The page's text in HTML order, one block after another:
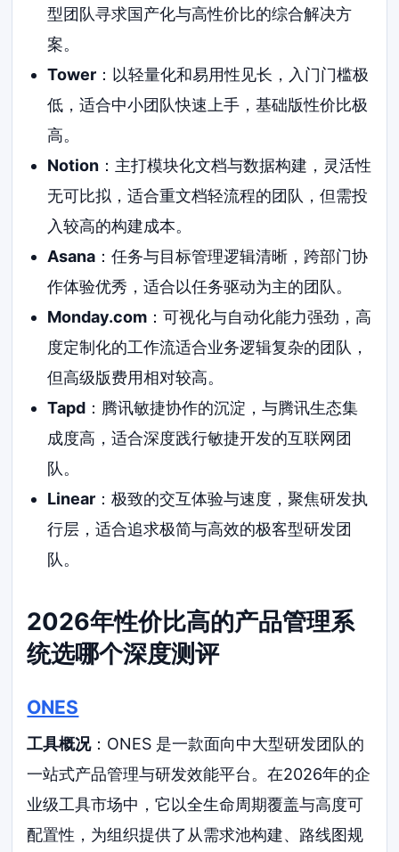
型团队寻求国产化与高性价比的综合解决方
案。
Tower：以轻量化和易用性见长，入门门槛极
低，适合中小团队快速上手，基础版性价比极
高。
Notion：主打模块化文档与数据构建，灵活性
无可比拟，适合重文档轻流程的团队，但需投
入较高的构建成本。
Asana：任务与目标管理逻辑清晰，跨部门协
作体验优秀，适合以任务驱动为主的团队。
Monday.com：可视化与自动化能力强劲，高
度定制化的工作流适合业务逻辑复杂的团队，
但高级版费用相对较高。
Tapd：腾讯敏捷协作的沉淀，与腾讯生态集
成度高，适合深度践行敏捷开发的互联网团
队。
Linear：极致的交互体验与速度，聚焦研发执
行层，适合追求极简与高效的极客型研发团
队。
2026年性价比高的产品管理系
统选哪个深度测评
ONES
工具概况：ONES 是一款面向中大型研发团队的
一站式产品管理与研发效能平台。在2026年的企
业级工具市场中，它以全生命周期覆盖与高度可
配置性，为组织提供了从需求池构建、路线图规